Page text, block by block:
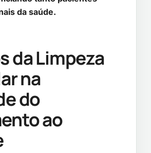
da saúde.
da Limpeza
na
do
ao